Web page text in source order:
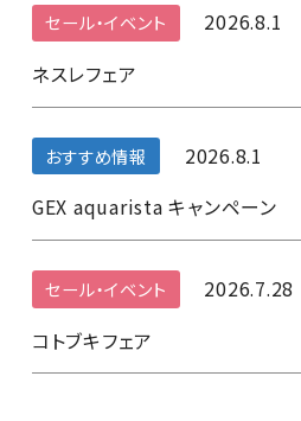
セール・イベント
2026.8.1
ネスレフェア
おすすめ情報
2026.8.1
GEX aquarista キャンペーン
セール・イベント
2026.7.28
コトブキフェア